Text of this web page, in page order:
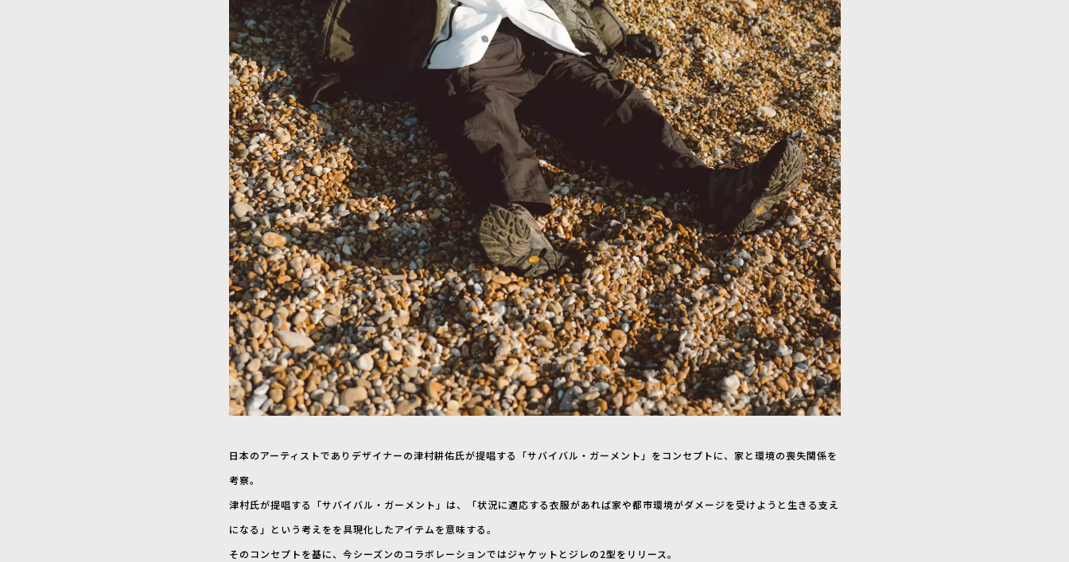
日本のアーティストでありデザイナーの津村耕佑氏が提唱する「サバイバル・ガーメント」をコンセプトに、家と環境の喪失関係を
考察。
津村氏が提唱する「サバイバル・ガーメント」は、「状況に適応する衣服があれば家や都市環境がダメージを受けようと生きる支え
になる」という考えをを具現化したアイテムを意味する。
そのコンセプトを基に、今シーズンのコラボレーションではジャケットとジレの2型をリリース。